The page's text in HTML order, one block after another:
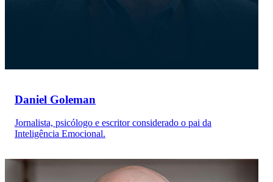
Daniel Goleman
Jornalista, psicólogo e escritor considerado o pai da
Inteligência Emocional.